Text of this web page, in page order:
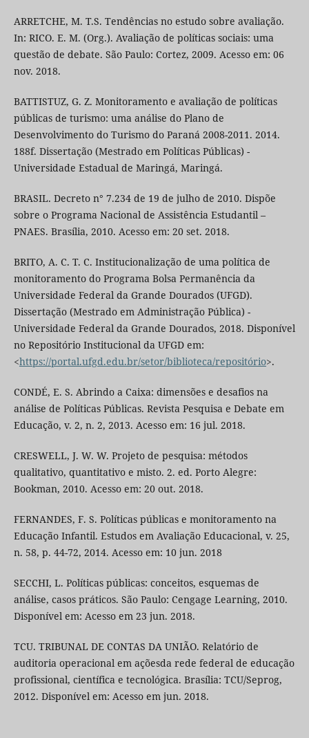
ARRETCHE, M. T.S. Tendências no estudo sobre avaliação.
In: RICO. E. M. (Org.). Avaliação de políticas sociais: uma
questão de debate. São Paulo: Cortez, 2009. Acesso em: 06
nov. 2018.
BATTISTUZ, G. Z. Monitoramento e avaliação de políticas
públicas de turismo: uma análise do Plano de
Desenvolvimento do Turismo do Paraná 2008-2011. 2014.
188f. Dissertação (Mestrado em Políticas Públicas) -
Universidade Estadual de Maringá, Maringá.
BRASIL. Decreto n° 7.234 de 19 de julho de 2010. Dispõe
sobre o Programa Nacional de Assistência Estudantil –
PNAES. Brasília, 2010. Acesso em: 20 set. 2018.
BRITO, A. C. T. C. Institucionalização de uma política de
monitoramento do Programa Bolsa Permanência da
Universidade Federal da Grande Dourados (UFGD).
Dissertação (Mestrado em Administração Pública) -
Universidade Federal da Grande Dourados, 2018. Disponível
no Repositório Institucional da UFGD em:
<https://portal.ufgd.edu.br/setor/biblioteca/repositório>.
CONDÉ, E. S. Abrindo a Caixa: dimensões e desafios na
análise de Políticas Públicas. Revista Pesquisa e Debate em
Educação, v. 2, n. 2, 2013. Acesso em: 16 jul. 2018.
CRESWELL, J. W. W. Projeto de pesquisa: métodos
qualitativo, quantitativo e misto. 2. ed. Porto Alegre:
Bookman, 2010. Acesso em: 20 out. 2018.
FERNANDES, F. S. Políticas públicas e monitoramento na
Educação Infantil. Estudos em Avaliação Educacional, v. 25,
n. 58, p. 44-72, 2014. Acesso em: 10 jun. 2018
SECCHI, L. Políticas públicas: conceitos, esquemas de
análise, casos práticos. São Paulo: Cengage Learning, 2010.
Disponível em: Acesso em 23 jun. 2018.
TCU. TRIBUNAL DE CONTAS DA UNIÃO. Relatório de
auditoria operacional em açõesda rede federal de educação
profissional, científica e tecnológica. Brasília: TCU/Seprog,
2012. Disponível em: Acesso em jun. 2018.